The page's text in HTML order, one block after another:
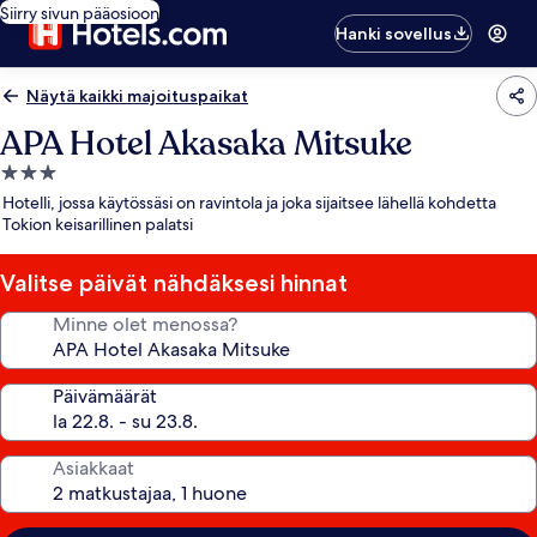
Siirry sivun pääosioon
Hanki sovellus
Näytä kaikki majoituspaikat
APA Hotel Akasaka Mitsuke
3.0
tähden
majoituspaikka
Hotelli, jossa käytössäsi on ravintola ja joka sijaitsee lähellä kohdetta
Tokion keisarillinen palatsi
Valitse päivät nähdäksesi hinnat
Minne olet menossa?
Päivämäärät
Asiakkaat